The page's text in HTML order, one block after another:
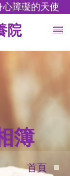
障礙的天使
院
簿
首頁